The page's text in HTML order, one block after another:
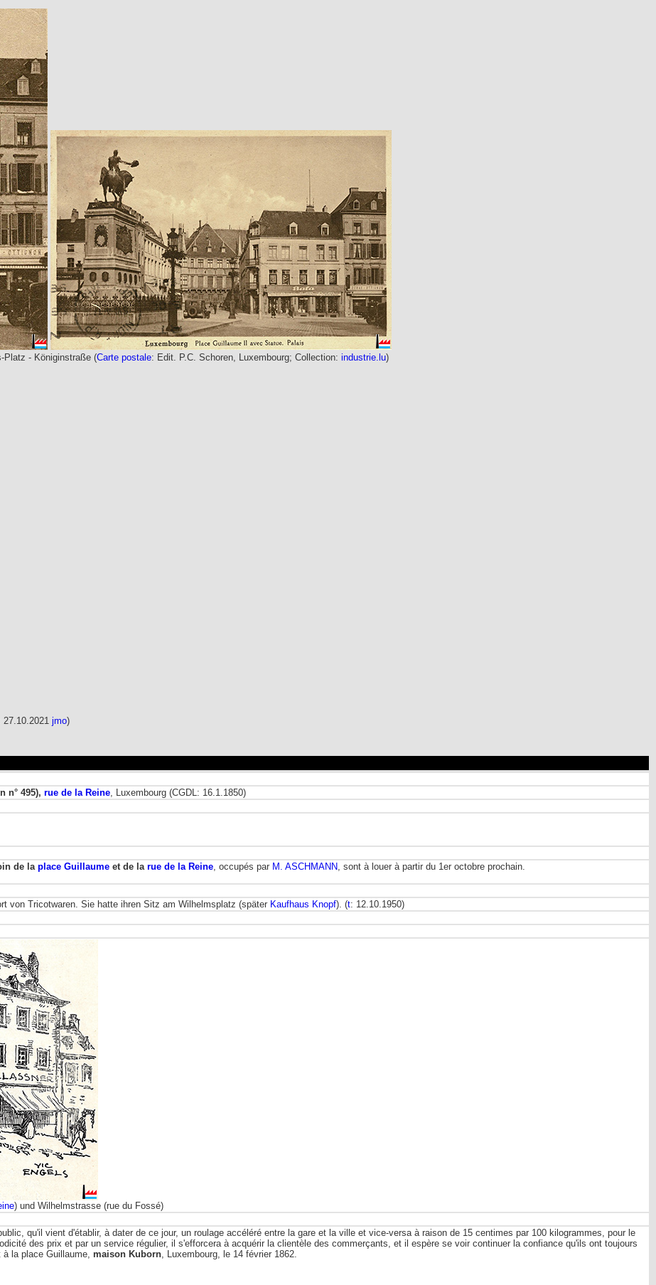
Platz - Königinstraße (Carte postale: Edit. P.C. Schoren, Luxembourg; Collection: industrie.lu)
27.10.2021 jmo)
n° 495), rue de la Reine, Luxembourg (CGDL: 16.1.1850)
de laplace Guillaume et de la rue de la Reine, occupés par M. ASCHMANN, sont à louer à partir du 1er octobre prochain.
von Tricotwaren. Sie hatte ihren Sitz am Wilhelmsplatz (später Kaufhaus Knopf). (t: 12.10.1950)
) und Wilhelmstrasse (rue du Fossé)
qu'il vient d'établir, à dater de ce jour, un roulage accéléré entre la gare et la ville et vice-versa à raison de 15 centimes par 100 kilogrammes, pour le
des prix et par un service régulier, il s'efforcera à acquérir la clientèle des commerçants, et il espère se voir continuer la confiance qu'ils ont toujours
la place Guillaume, maison Kuborn, Luxembourg, le 14 février 1862.